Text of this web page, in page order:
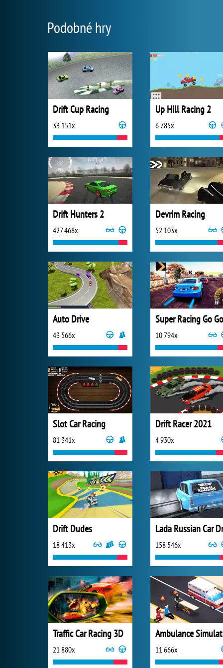
Podobné hry
Drift Cup Racing
33 151x
Up Hill Racing 2
6 785x
Drift Hunters 2
427 468x
Devrim Racing
52 103x
Auto Drive
43 566x 10 794x
Slot Car Racing
81 341x
Drift Racer 2021
4 930x
Drift Dudes
18 413x 158 546x
Traffic Car Racing 3D
21 880x 11 666x